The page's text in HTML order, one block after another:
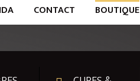
CONTACT BOUTIQUE